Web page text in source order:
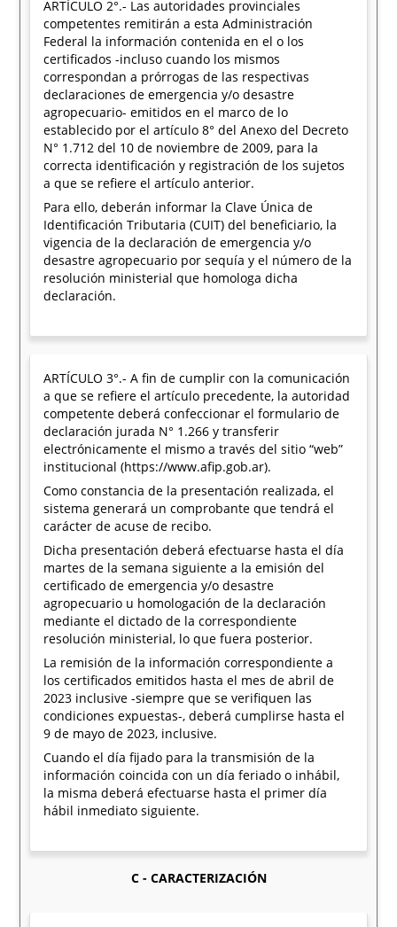
ARTÍCULO 2°.- Las autoridades provinciales
competentes remitirán a esta Administración
Federal la información contenida en el o los
certificados -incluso cuando los mismos
correspondan a prórrogas de las respectivas
declaraciones de emergencia y/o desastre
agropecuario- emitidos en el marco de lo
establecido por el artículo 8° del Anexo del Decreto
N° 1.712 del 10 de noviembre de 2009, para la
correcta identificación y registración de los sujetos
a que se refiere el artículo anterior.
Para ello, deberán informar la Clave Única de
Identificación Tributaria (CUIT) del beneficiario, la
vigencia de la declaración de emergencia y/o
desastre agropecuario por sequía y el número de la
resolución ministerial que homologa dicha
declaración.
ARTÍCULO 3°.- A fin de cumplir con la comunicación
a que se refiere el artículo precedente, la autoridad
competente deberá confeccionar el formulario de
declaración jurada N° 1.266 y transferir
electrónicamente el mismo a través del sitio “web”
institucional (https://www.afip.gob.ar).
Como constancia de la presentación realizada, el
sistema generará un comprobante que tendrá el
carácter de acuse de recibo.
Dicha presentación deberá efectuarse hasta el día
martes de la semana siguiente a la emisión del
certificado de emergencia y/o desastre
agropecuario u homologación de la declaración
mediante el dictado de la correspondiente
resolución ministerial, lo que fuera posterior.
La remisión de la información correspondiente a
los certificados emitidos hasta el mes de abril de
2023 inclusive -siempre que se verifiquen las
condiciones expuestas-, deberá cumplirse hasta el
9 de mayo de 2023, inclusive.
Cuando el día fijado para la transmisión de la
información coincida con un día feriado o inhábil,
la misma deberá efectuarse hasta el primer día
hábil inmediato siguiente.
C - CARACTERIZACIÓN